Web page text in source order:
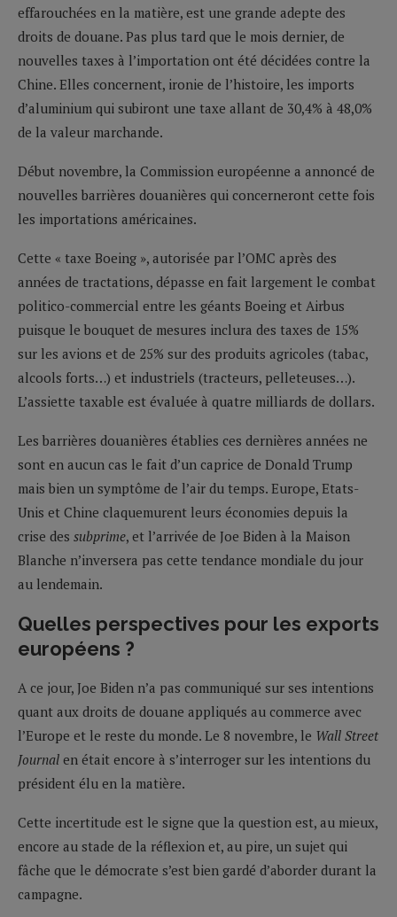
effarouchées en la matière, est une grande adepte des
droits de douane. Pas plus tard que le mois dernier, de
nouvelles taxes à l’importation ont été décidées contre la
Chine. Elles concernent, ironie de l’histoire, les imports
d’aluminium qui subiront une taxe allant de 30,4% à 48,0%
de la valeur marchande.
Début novembre, la Commission européenne a annoncé de
nouvelles barrières douanières qui concerneront cette fois
les importations américaines.
Cette « taxe Boeing », autorisée par l’OMC après des
années de tractations, dépasse en fait largement le combat
politico-commercial entre les géants Boeing et Airbus
puisque le bouquet de mesures inclura des taxes de 15%
sur les avions et de 25% sur des produits agricoles (tabac,
alcools forts…) et industriels (tracteurs, pelleteuses…).
L’assiette taxable est évaluée à quatre milliards de dollars.
Les barrières douanières établies ces dernières années ne
sont en aucun cas le fait d’un caprice de Donald Trump
mais bien un symptôme de l’air du temps. Europe, Etats-
Unis et Chine claquemurent leurs économies depuis la
crise des subprime, et l’arrivée de Joe Biden à la Maison
Blanche n’inversera pas cette tendance mondiale du jour
au lendemain.
Quelles perspectives pour les exports
européens ?
A ce jour, Joe Biden n’a pas communiqué sur ses intentions
quant aux droits de douane appliqués au commerce avec
l’Europe et le reste du monde. Le 8 novembre, le Wall Street
Journal en était encore à s’interroger sur les intentions du
président élu en la matière.
Cette incertitude est le signe que la question est, au mieux,
encore au stade de la réflexion et, au pire, un sujet qui
fâche que le démocrate s’est bien gardé d’aborder durant la
campagne.